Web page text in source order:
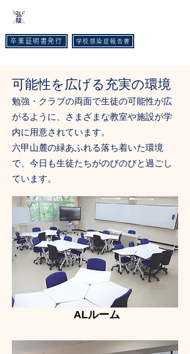
卒業証明書発行 学校感染症報告書
可能性を広げる充実の環境
勉強・クラブの両面で生徒の可能性が広
がるように、さまざまな教室や施設が学
内に用意されています。
六甲山麓の緑あふれる落ち着いた環境
で、今日も生徒たちがのびのびと過ごし
ています。
ALルーム